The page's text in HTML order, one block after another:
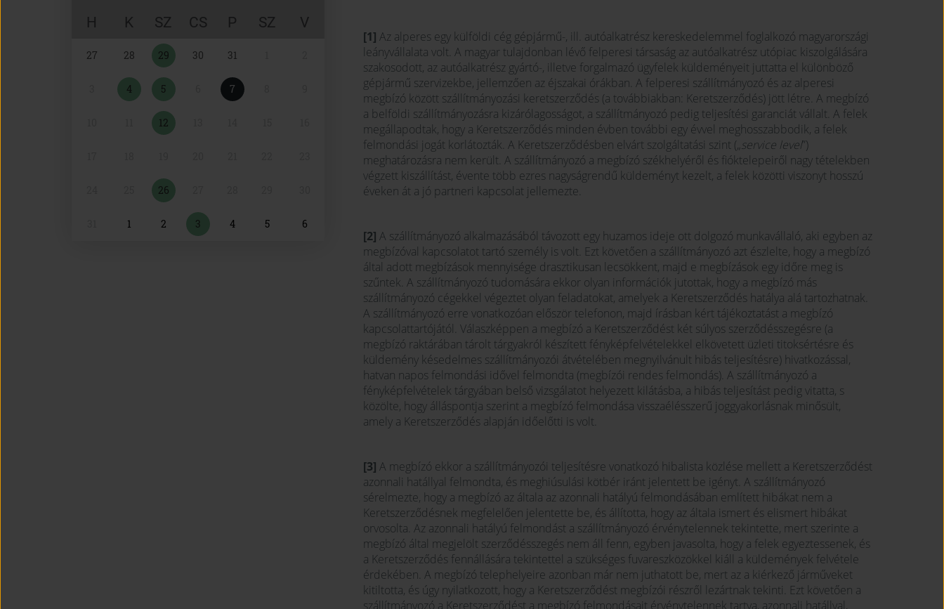
választó
H K SZ CS P SZ V
27 28 29 30 31
4 5 7
12
26
1 2 3 4 5 6
[1] Az alperes egy külföldi cég gépjármű-, ill. autóalkatrész kereskedelemmel foglalkozó magyarországi
leányvállalata volt. A magyar tulajdonban lévő felperesi társaság az autóalkatrész utópiac kiszolgálására
szakosodott, az autóalkatrész gyártó-, illetve forgalmazó ügyfelek küldeményeit juttatta el különböző
gépjármű szervizekbe, jellemzően az éjszakai órákban. A felperesi szállítmányozó és az alperesi
megbízó között szállítmányozási keretszerződés (a továbbiakban: Keretszerződés) jött létre. A megbízó
a belföldi szállítmányozásra kizárólagosságot, a szállítmányozó pedig teljesítési garanciát vállalt. A felek
megállapodtak, hogy a Keretszerződés minden évben további egy évvel meghosszabbodik, a felek
felmondási jogát korlátozták. A Keretszerződésben elvárt szolgáltatási szint („service level”)
meghatározásra nem került. A szállítmányozó a megbízó székhelyéről és fióktelepeiről nagy tételekben
végzett kiszállítást, évente több ezres nagyságrendű küldeményt kezelt, a felek közötti viszonyt hosszú
éveken át a jó partneri kapcsolat jellemezte.
[2] A szállítmányozó alkalmazásából távozott egy huzamos ideje ott dolgozó munkavállaló, aki egyben az
megbízóval kapcsolatot tartó személy is volt. Ezt követően a szállítmányozó azt észlelte, hogy a megbízó
által adott megbízások mennyisége drasztikusan lecsökkent, majd e megbízások egy időre meg is
szűntek. A szállítmányozó tudomására ekkor olyan információk jutottak, hogy a megbízó más
szállítmányozó cégekkel végeztet olyan feladatokat, amelyek a Keretszerződés hatálya alá tartozhatnak.
A szállítmányozó erre vonatkozóan először telefonon, majd írásban kért tájékoztatást a megbízó
kapcsolattartójától. Válaszképpen a megbízó a Keretszerződést két súlyos szerződésszegésre (a
megbízó raktárában tárolt tárgyakról készített fényképfelvételekkel elkövetett üzleti titoksértésre és
küldemény késedelmes szállítmányozói átvételében megnyilvánult hibás teljesítésre) hivatkozással,
hatvan napos felmondási idővel felmondta (megbízói rendes felmondás). A szállítmányozó a
fényképfelvételek tárgyában belső vizsgálatot helyezett kilátásba, a hibás teljesítást pedig vitatta, s
közölte, hogy álláspontja szerint a megbízó felmondása visszaélésszerű joggyakorlásnak minősült,
amely a Keretszerződés alapján időelőtti is volt.
[3] A megbízó ekkor a szállítmányozói teljesítésre vonatkozó hibalista közlése mellett a Keretszerződést
azonnali hatállyal felmondta, és meghiúsulási kötbér iránt jelentett be igényt. A szállítmányozó
sérelmezte, hogy a megbízó az általa az azonnali hatályú felmondásában említett hibákat nem a
Keretszerződésnek megfelelően jelentette be, és állította, hogy az általa ismert és elismert hibákat
orvosolta. Az azonnali hatályú felmondást a szállítmányozó érvénytelennek tekintette, mert szerinte a
megbízó által megjelölt szerződésszegés nem áll fenn, egyben javasolta, hogy a felek egyeztessenek, és
a Keretszerződés fennállására tekintettel a szükséges fuvareszközökkel kiáll a küldemények felvétele
érdekében. A megbízó telephelyeire azonban már nem juthatott be, mert az a kiérkező járműveket
kitiltotta, és úgy nyilatkozott, hogy a Keretszerződést megbízói részről lezártnak tekinti. Ezt követően a
szállítmányozó a Keretszerződést a megbízó felmondásait érvénytelennek tartva, azonnali hatállyal,